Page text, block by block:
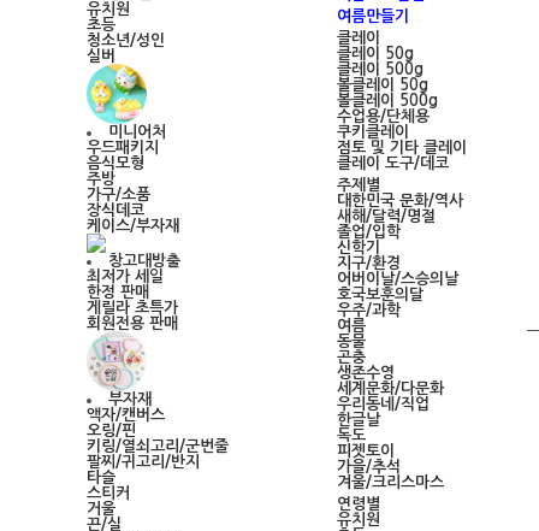
유치원
초등
청소년/성인
실버
미니어처
우드패키지
음식모형
주방
가구/소품
장식데코
케이스/부자재
창고대방출
최저가 세일
한정 판매
게릴라 초특가
회원전용 판매
부자재
액자/캔버스
오링/핀
키링/열쇠고리/군번줄
팔찌/귀고리/반지
타슬
스티커
거울
끈/실
여름만들기
클레이
클레이 50g
클레이 500g
볼클레이 50g
볼클레이 500g
수업용/단체용
쿠키클레이
점토 및 기타 클레이
클레이 도구/데코
주제별
대한민국 문화/역사
새해/달력/명절
졸업/입학
신학기
지구/환경
어버이날/스승의날
호국보훈의달
우주/과학
여름
동물
곤충
생존수영
세계문화/다문화
우리동네/직업
한글날
독도
피젯토이
가을/추석
겨울/크리스마스
연령별
유치원